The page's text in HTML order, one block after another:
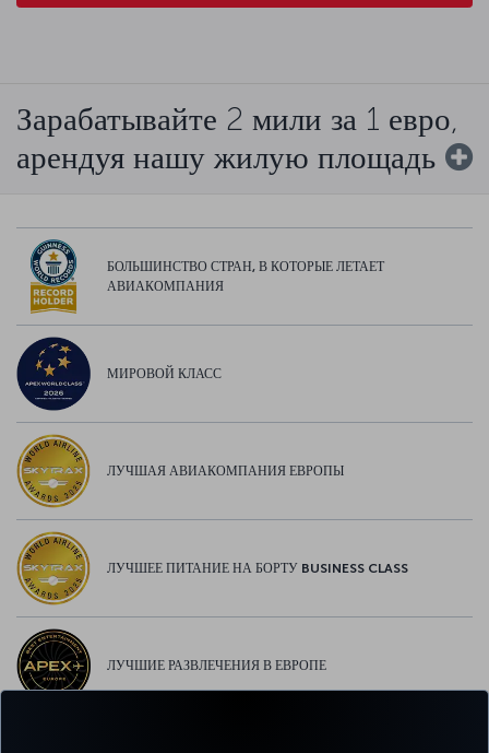
Зарабатывайте 2 мили за 1 евро,
арендуя нашу жилую площадь
БОЛЬШИНСТВО СТРАН, В КОТОРЫЕ ЛЕТАЕТ
АВИАКОМПАНИЯ
МИРОВОЙ КЛАСС
ЛУЧШАЯ АВИАКОМПАНИЯ ЕВРОПЫ
ЛУЧШЕЕ ПИТАНИЕ НА БОРТУ BUSINESS CLASS
ЛУЧШИЕ РАЗВЛЕЧЕНИЯ В ЕВРОПЕ